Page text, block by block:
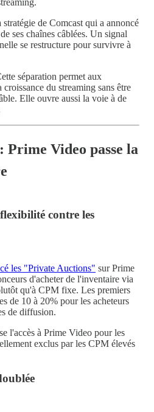
de Comcast qui a annoncé
ses chaînes câblées. Un signal
se restructure pour survivre à
séparation permet aux
du streaming sans être
Elle ouvre aussi la voie à de
Prime Video passe la
contre les
les "Private Auctions" sur Prime
d'acheter de l'inventaire via
qu'à CPM fixe. Les premiers
de 10 à 20% pour les acheteurs
de diffusion.
l'accès à Prime Video pour les
exclus par les CPM élevés